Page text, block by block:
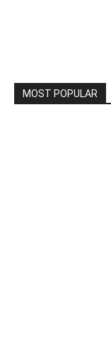
MOST POPULAR